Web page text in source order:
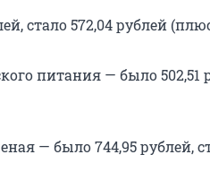
стало 572,04 рублей (плюс
питания — было 502,51
— было 744,95 рублей,